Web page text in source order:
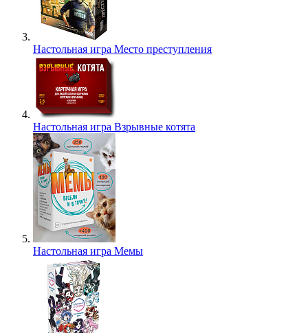
Настольная игра Место преступления
Настольная игра Взрывные котята
Настольная игра Мемы